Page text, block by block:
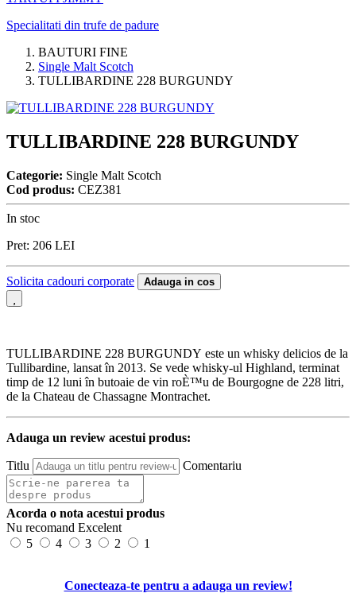
Specialitati din trufe de padure
BAUTURI FINE
Single Malt Scotch
TULLIBARDINE 228 BURGUNDY
TULLIBARDINE 228 BURGUNDY
Categorie: Single Malt Scotch
Cod produs: CEZ381
In stoc
Pret: 206 LEI
Solicita cadouri corporate Adauga in cos
TULLIBARDINE 228 BURGUNDY este un whisky delicios de la
Tullibardine, lansat în 2013. Se vede whisky-ul Highland, terminat
timp de 12 luni în butoaie de vin roÈ™u de Bourgogne de 228 litri,
de la Chateau de Chassagne Montrachet.
Adauga un review acestui produs:
Titlu Comentariu
Acorda o nota acestui produs
Nu recomand Excelent
5
4 3 2 1
Conecteaza-te pentru a adauga un review!